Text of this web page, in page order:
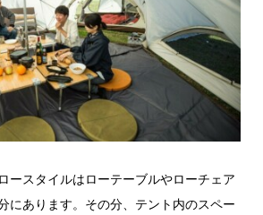
ースタイルはローテーブルやローチェア
にあります。その分、テント内のスペー